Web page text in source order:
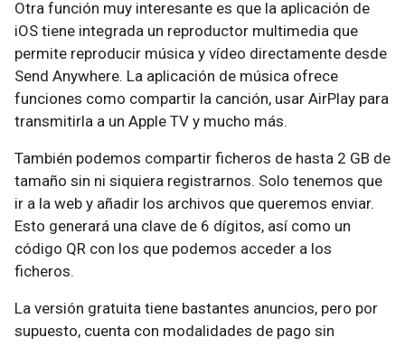
Otra función muy interesante es que la aplicación de
iOS tiene integrada un reproductor multimedia que
permite reproducir música y vídeo directamente desde
Send Anywhere. La aplicación de música ofrece
funciones como compartir la canción, usar AirPlay para
transmitirla a un Apple TV y mucho más.
También podemos compartir ficheros de hasta 2 GB de
tamaño sin ni siquiera registrarnos. Solo tenemos que
ir a la web y añadir los archivos que queremos enviar.
Esto generará una clave de 6 dígitos, así como un
código QR con los que podemos acceder a los
ficheros.
La versión gratuita tiene bastantes anuncios, pero por
supuesto, cuenta con modalidades de pago sin